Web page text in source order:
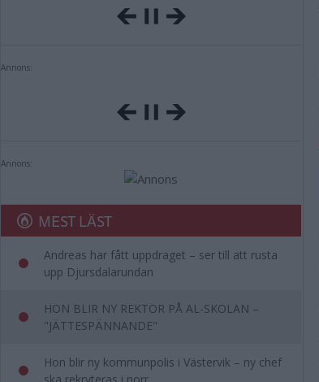
Annons:
Annons:
MEST LÄST
Andreas har fått uppdraget – ser till att rusta
upp Djursdalarundan
HON BLIR NY REKTOR PÅ AL-SKOLAN –
"JÄTTESPÄNNANDE"
Hon blir ny kommunpolis i Västervik – ny chef